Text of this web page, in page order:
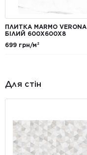
ПЛИТКА MARMO VERONA
БІЛИЙ 600X600X8
699 грн/м²
Для стін